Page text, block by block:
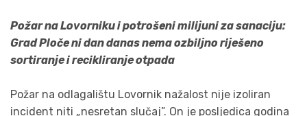
Požar na Lovorniku i potrošeni milijuni za sanaciju:
Grad Ploče ni dan danas nema ozbiljno riješeno
sortiranje i recikliranje otpada
Požar na odlagalištu Lovornik nažalost nije izoliran
incident niti „nesretan slučaj”. On je posljedica godina